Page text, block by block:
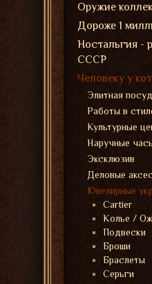
Оружие
Дороже 1
Ностальгия -
СССР
Человеку у
Элитная
Работы в
Культурные
Наручные
Эксклюзив
Деловые
Ювелирные
Cartier
Колье /
Подвески
Броши
Браслеты
Серьги